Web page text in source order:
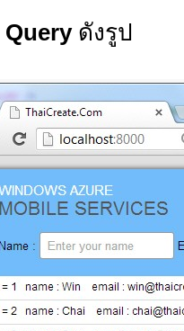
Query ดังรูป